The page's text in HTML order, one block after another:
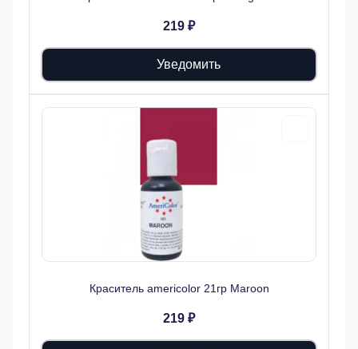
219 ₽
Уведомить
Краситель americolor 21гр Maroon
219 ₽